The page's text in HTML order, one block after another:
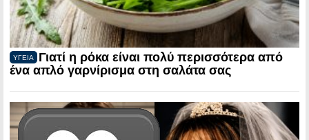
ΥΓΕΙΑ
Γιατί η ρόκα είναι πολύ περισσότερα από
ένα απλό γαρνίρισμα στη σαλάτα σας